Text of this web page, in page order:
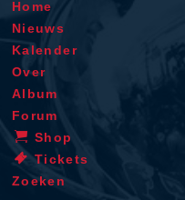
Home
Nieuws
Kalender
Over
Album
Forum
Shop
Tickets
Zoeken